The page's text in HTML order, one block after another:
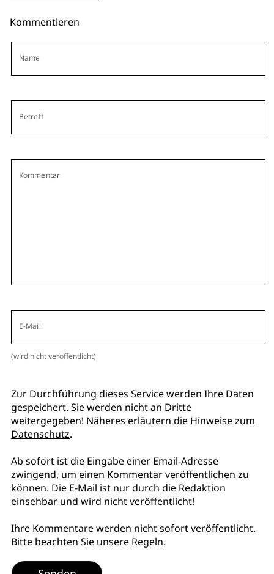
Kommentieren
Name
Betreff
Kommentar
E-Mail
(wird nicht veröffentlicht)
Zur Durchführung dieses Service werden Ihre Daten
gespeichert. Sie werden nicht an Dritte
weitergegeben! Näheres erläutern die Hinweise zum
Datenschutz.
Ab sofort ist die Eingabe einer Email-Adresse
zwingend, um einen Kommentar veröffentlichen zu
können. Die E-Mail ist nur durch die Redaktion
einsehbar und wird nicht veröffentlicht!
Ihre Kommentare werden nicht sofort veröffentlicht.
Bitte beachten Sie unsere Regeln.